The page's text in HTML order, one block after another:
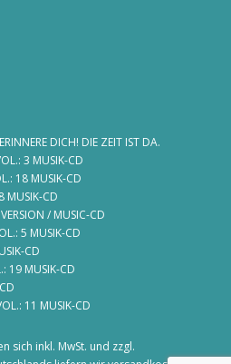
DICH! DIE ZEIT IST DA.
3 MUSIK-CD
18 MUSIK-CD
MUSIK-CD
/ MUSIC-CD
5 MUSIK-CD
CD
19 MUSIK-CD
11 MUSIK-CD
sich inkl. MwSt. und zzgl.